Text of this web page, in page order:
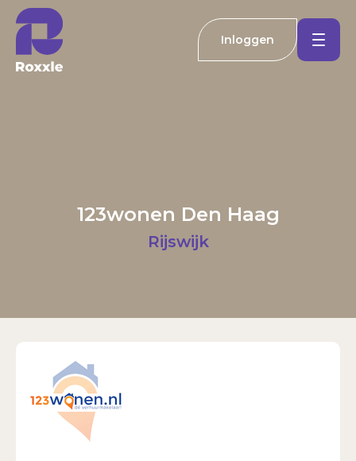
Nieuwbouw
Inloggen
123wonen Den Haag
Rijswijk